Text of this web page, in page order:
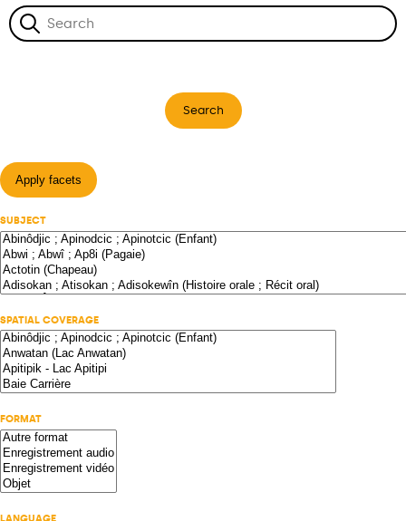
Search
Apply facets
SUBJECT
SPATIAL COVERAGE
FORMAT
LANGUAGE